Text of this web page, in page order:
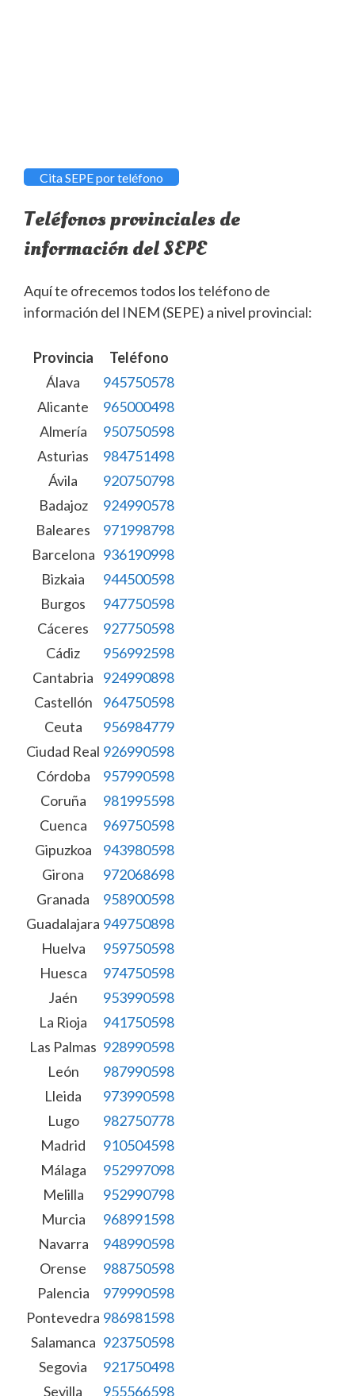
Cita SEPE por teléfono
Teléfonos provinciales de
información del SEPE
Aquí te ofrecemos todos los teléfono de
información del INEM (SEPE) a nivel provincial:
Provincia
Teléfono
Álava
945750578
Alicante
965000498
Almería
950750598
Asturias
984751498
Ávila
920750798
Badajoz
924990578
Baleares
971998798
Barcelona 936190998
Bizkaia
944500598
Burgos
947750598
Cáceres
927750598
Cádiz
956992598
Cantabria
924990898
Castellón
964750598
Ceuta
956984779
Ciudad Real 926990598
Córdoba
957990598
Coruña
981995598
Cuenca
969750598
Gipuzkoa
943980598
Girona
972068698
Granada
958900598
Guadalajara 949750898
Huelva
959750598
Huesca
974750598
Jaén
953990598
La Rioja
941750598
Las Palmas 928990598
León
987990598
Lleida
973990598
Lugo
982750778
Madrid
910504598
Málaga
952997098
Melilla
952990798
Murcia
968991598
Navarra
948990598
Orense
988750598
Palencia
979990598
Pontevedra 986981598
Salamanca 923750598
Segovia
921750498
Sevilla
955566598